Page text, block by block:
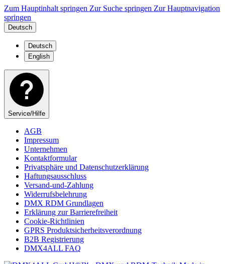
Zum Hauptinhalt springen Zur Suche springen Zur Hauptnavigation
springen
Deutsch
Deutsch
English
Service/Hilfe
AGB
Impressum
Unternehmen
Kontaktformular
Privatsphäre und Datenschutzerklärung
Haftungsausschluss
Versand-und-Zahlung
Widerrufsbelehrung
DMX RDM Grundlagen
Erklärung zur Barrierefreiheit
Cookie-Richtlinien
GPRS Produktsicherheitsverordnung
B2B Registrierung
DMX4ALL FAQ